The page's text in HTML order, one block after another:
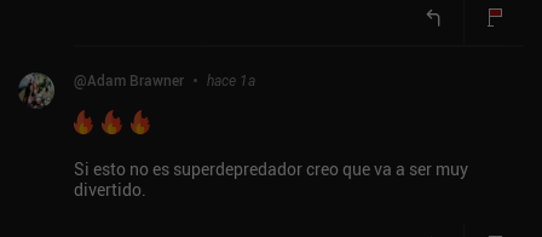
@Adam Brawner hace 1a
Si esto no es superdepredador creo que va a ser muy
divertido.